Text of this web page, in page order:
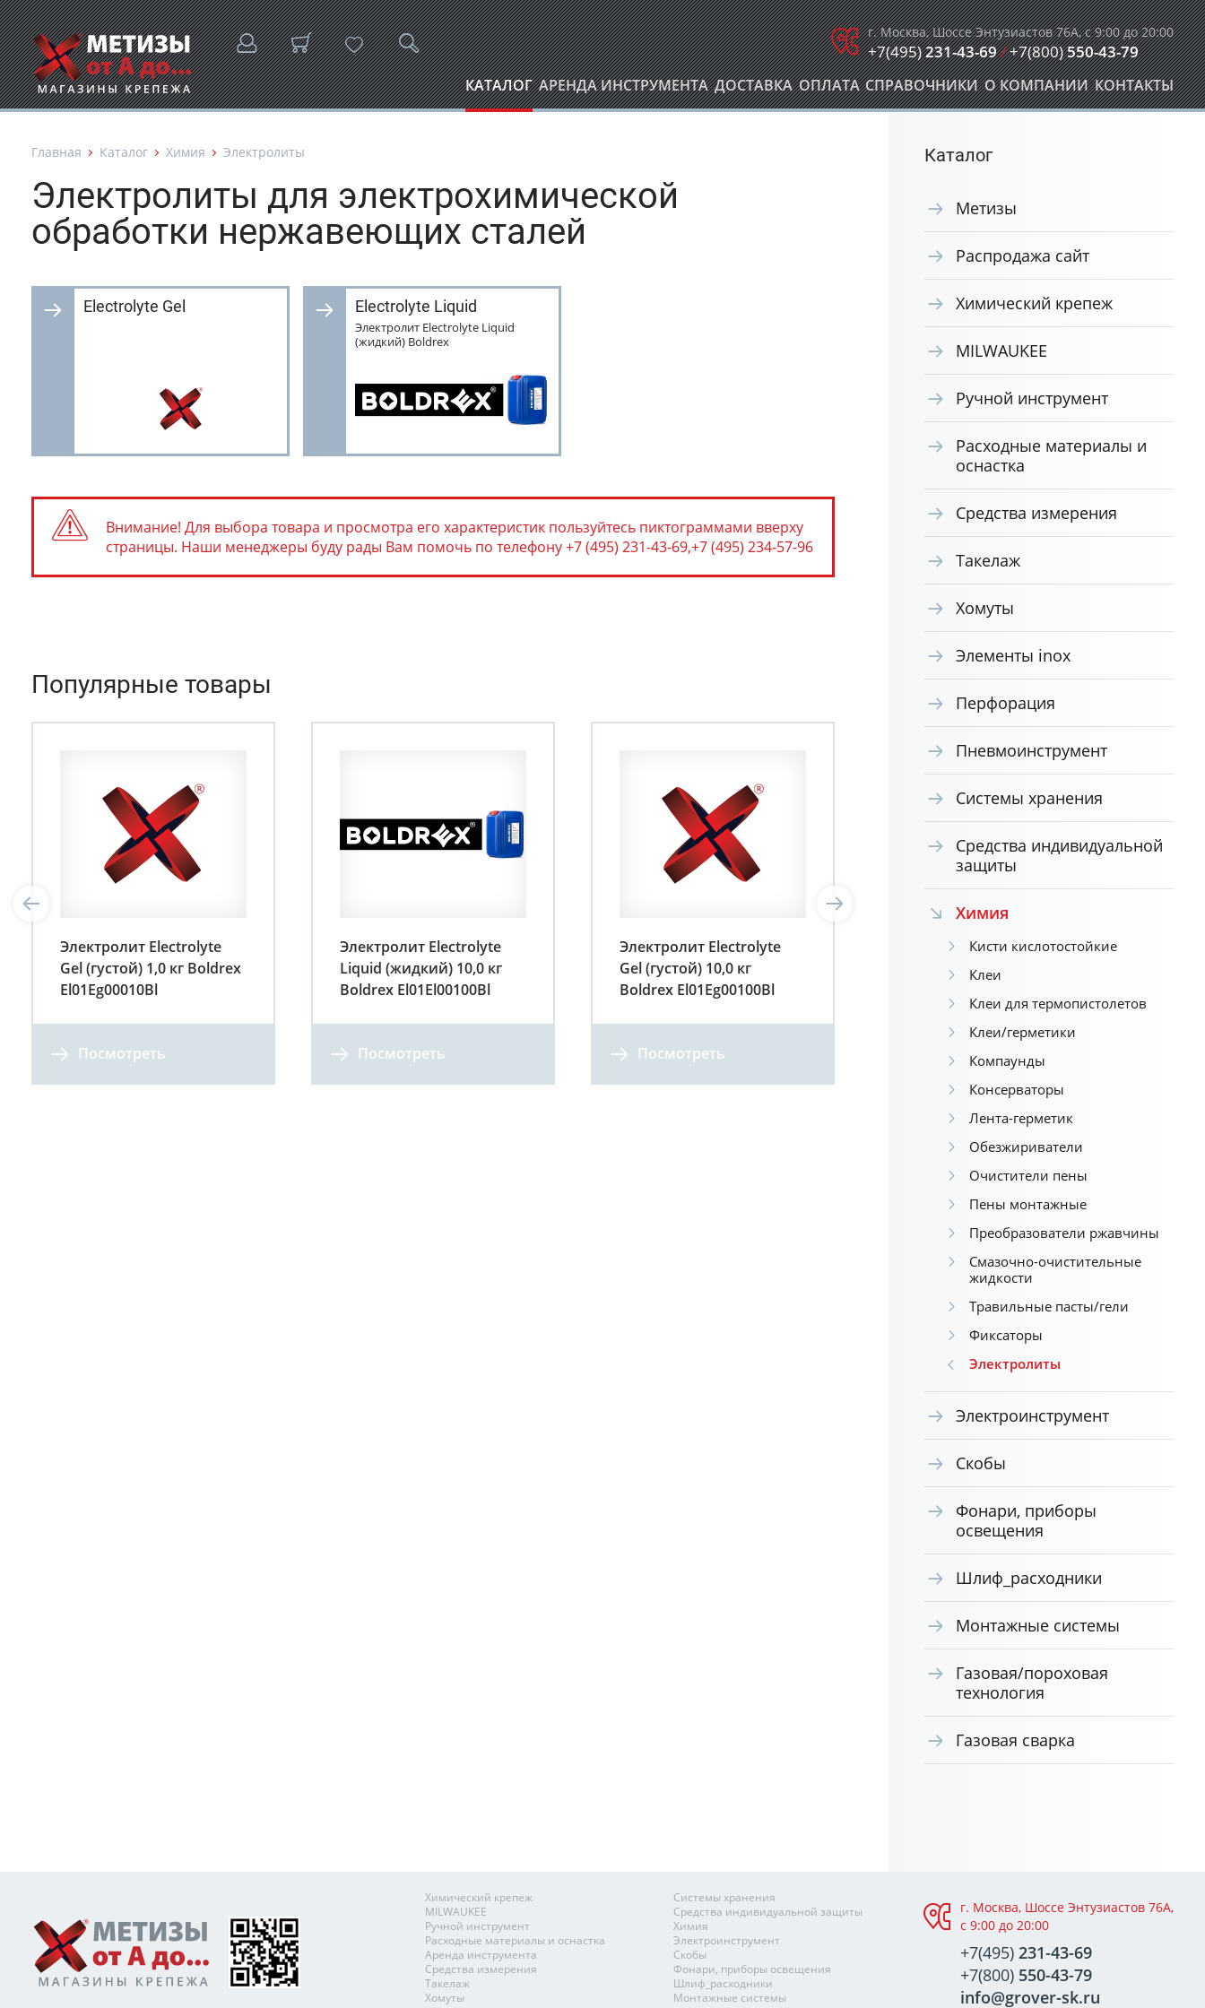
г. Москва, Шоссе Энтузиастов 76А, с 9:00 до 20:00
+7(495)231-43-69/+7(800)550-43-79
КАТАЛОГ АРЕНДА ИНСТРУМЕНТА ДОСТАВКА ОПЛАТА СПРАВОЧНИКИ О КОМПАНИИ КОНТАКТЫ
Главная Каталог Химия Электролиты
Электролиты для электрохимической
обработки нержавеющих сталей
Electrolyte Gel Electrolyte Liquid
Электролит Electrolyte Liquid
(жидкий) Boldrex
Внимание! Для выбора товара и просмотра его характеристик пользуйтесь пиктограммами вверху
страницы. Наши менеджеры буду рады Вам помочь по телефону +7 (495) 231-43-69,+7 (495) 234-57-96
Популярные товары
Электролит Electrolyte
Gel (густой) 1,0 кг Boldrex
El01Eg00010Bl
Посмотреть
Электролит Electrolyte
Liquid (жидкий) 10,0 кг
Boldrex El01El00100Bl
Посмотреть
Электролит Electrolyte
Gel (густой) 10,0 кг
Boldrex El01Eg00100Bl
Посмотреть
Электролит Electrolyte
Liquid (жидкий) 1,0 кг
Посмотреть
Каталог
Метизы
Распродажа сайт
Химический крепеж
MILWAUKEE
Ручной инструмент
Расходные материалы и
оснастка
Средства измерения
Такелаж
Хомуты
Элементы inox
Перфорация
Пневмоинструмент
Системы хранения
Средства индивидуальной
защиты
Химия
Кисти кислотостойкие
Клеи
Клеи для термопистолетов
Клеи/герметики
Компаунды
Консерваторы
Лента-герметик
Обезжириватели
Очистители пены
Пены монтажные
Преобразователи ржавчины
Смазочно-очистительные
жидкости
Травильные пасты/гели
Фиксаторы
Электролиты
Электроинструмент
Скобы
Фонари, приборы
освещения
Шлиф_расходники
Монтажные системы
Газовая/пороховая
технология
Газовая сварка
Химический крепеж
MILWAUKEE
Ручной инструмент
Расходные материалы и оснастка
Аренда инструмента
Средства измерения
Такелаж
Хомуты
Системы хранения
Средства индивидуальной защиты
Химия
Электроинструмент
Скобы
Фонари, приборы освещения
Шлиф_расходники
Монтажные системы
г. Москва, Шоссе Энтузиастов 76А,
с 9:00 до 20:00
+7(495) 231-43-69
+7(800) 550-43-79
info@grover-sk.ru